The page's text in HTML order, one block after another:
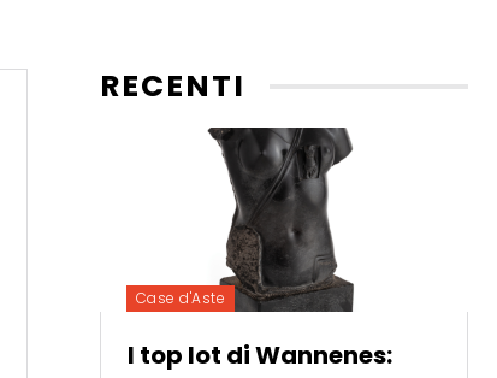
RECENTI
Case d'Aste
I top lot di Wannenes: